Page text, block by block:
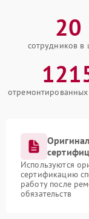
20
сотрудников в
отремонтированных
Используются
сертификацию
работу после
обязательств